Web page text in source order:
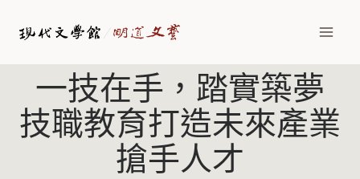
一技在手，踏實築夢
技職教育打造未來產業
搶手人才